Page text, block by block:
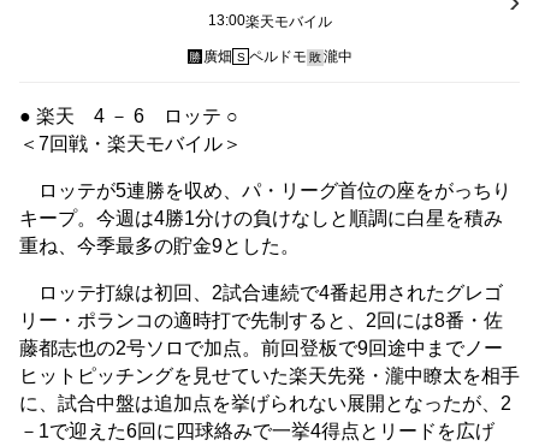
13:00楽天モバイル
勝 廣畑 S ペルドモ 敗瀧中
● 楽天 4 － 6 ロッテ ○
＜7回戦・楽天モバイル＞
ロッテが5連勝を収め、パ・リーグ首位の座をがっちり
キープ。今週は4勝1分けの負けなしと順調に白星を積み
重ね、今季最多の貯金9とした。
ロッテ打線は初回、2試合連続で4番起用されたグレゴ
リー・ポランコの適時打で先制すると、2回には8番・佐
藤都志也の2号ソロで加点。前回登板で9回途中までノー
ヒットピッチングを見せていた楽天先発・瀧中瞭太を相手
に、試合中盤は追加点を挙げられない展開となったが、2
－1で迎えた6回に四球絡みで一挙4得点とリードを広げ